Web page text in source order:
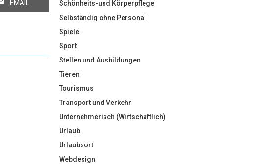
EMAIL
Schönheits-und Körperpflege
Selbständig ohne Personal
Spiele
Sport
Stellen und Ausbildungen
Tieren
Tourismus
Transport und Verkehr
Unternehmerisch (Wirtschaftlich)
Urlaub
Urlaubsort
Webdesign